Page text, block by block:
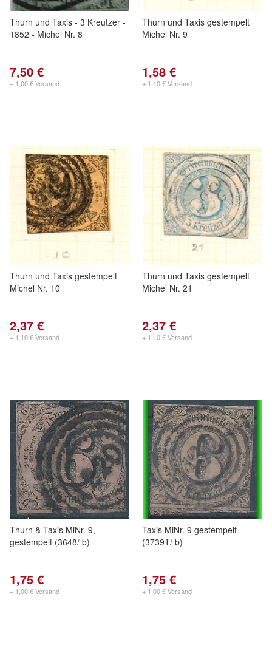
Thurn und Taxis - 3 Kreutzer -
1852 - Michel Nr. 8
7,50 €
+ 1,00 € Versand
Thurn und Taxis gestempelt
Michel Nr. 9
1,58 €
+ 1,10 € Versand
Thurn und Taxis gestempelt
Michel Nr. 10
2,37 €
+ 1,10 € Versand
Thurn und Taxis gestempelt
Michel Nr. 21
2,37 €
+ 1,10 € Versand
Thurn & Taxis MiNr. 9,
gestempelt (3648/ b)
1,75 €
+ 1,00 € Versand
Taxis MiNr. 9 gestempelt
(3739T/ b)
1,75 €
+ 1,00 € Versand